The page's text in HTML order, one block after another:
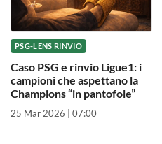
PSG-LENS RINVIO
Caso PSG e rinvio Ligue1: i
campioni che aspettano la
Champions “in pantofole”
25 Mar 2026 | 07:00